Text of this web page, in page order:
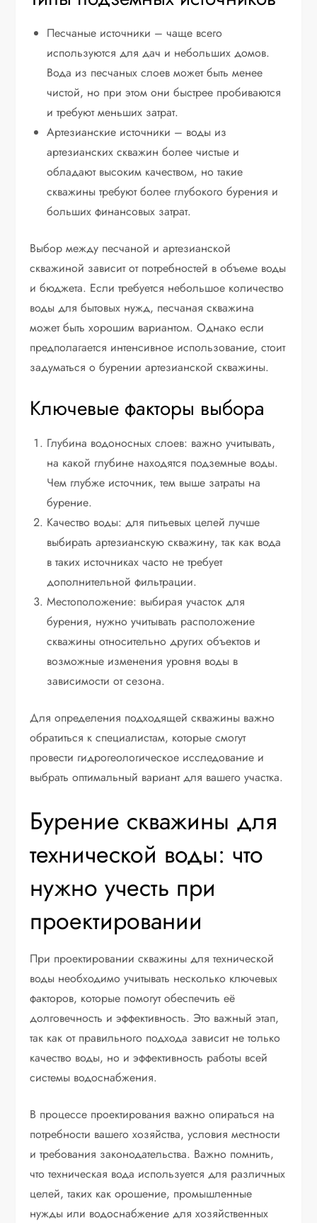
Песчаные источники – чаще всего
используются для дач и небольших домов.
Вода из песчаных слоев может быть менее
чистой, но при этом они быстрее пробиваются
и требуют меньших затрат.
Артезианские источники – воды из
артезианских скважин более чистые и
обладают высоким качеством, но такие
скважины требуют более глубокого бурения и
больших финансовых затрат.
Выбор между песчаной и артезианской
скважиной зависит от потребностей в объеме воды
и бюджета. Если требуется небольшое количество
воды для бытовых нужд, песчаная скважина
может быть хорошим вариантом. Однако если
предполагается интенсивное использование, стоит
задуматься о бурении артезианской скважины.
Ключевые факторы выбора
Глубина водоносных слоев: важно учитывать,
на какой глубине находятся подземные воды.
Чем глубже источник, тем выше затраты на
бурение.
Качество воды: для питьевых целей лучше
выбирать артезианскую скважину, так как вода
в таких источниках часто не требует
дополнительной фильтрации.
Местоположение: выбирая участок для
бурения, нужно учитывать расположение
скважины относительно других объектов и
возможные изменения уровня воды в
зависимости от сезона.
Для определения подходящей скважины важно
обратиться к специалистам, которые смогут
провести гидрогеологическое исследование и
выбрать оптимальный вариант для вашего участка.
Бурение скважины для
технической воды: что
нужно учесть при
проектировании
При проектировании скважины для технической
воды необходимо учитывать несколько ключевых
факторов, которые помогут обеспечить её
долговечность и эффективность. Это важный этап,
так как от правильного подхода зависит не только
качество воды, но и эффективность работы всей
системы водоснабжения.
В процессе проектирования важно опираться на
потребности вашего хозяйства, условия местности
и требования законодательства. Важно помнить,
что техническая вода используется для различных
целей, таких как орошение, промышленные
нужды или водоснабжение для хозяйственных